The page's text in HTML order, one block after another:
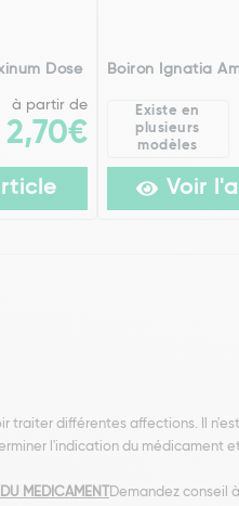
Dose
à partir de
2,70€
Boiron Ignatia
Existe en
plusieurs
modèles
Voir
traiter différentes affections. Il
l'indication du médicament
MEDICAMENT Demandez conseil